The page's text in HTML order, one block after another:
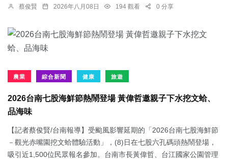
蔡俊賢 2026年八月08日 194 觀看 0 分享
農業 綜合新聞 健康 旅遊
2026台南七股海鮮節熱鬧登場 黃偉哲邀親子下水挖文蛤、
品海味
【記者蔡俊賢/台南報導】受颱風影響延期的「2026台南七股海鮮節
－觀光赤嘴園挖文蛤體驗活動」，(8)日在七股六孔碼頭熱鬧登場，
吸引近1,500位民眾報名參加。台南市長黃偉哲、台江國家公園管理